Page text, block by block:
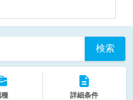
検索
詳細条件